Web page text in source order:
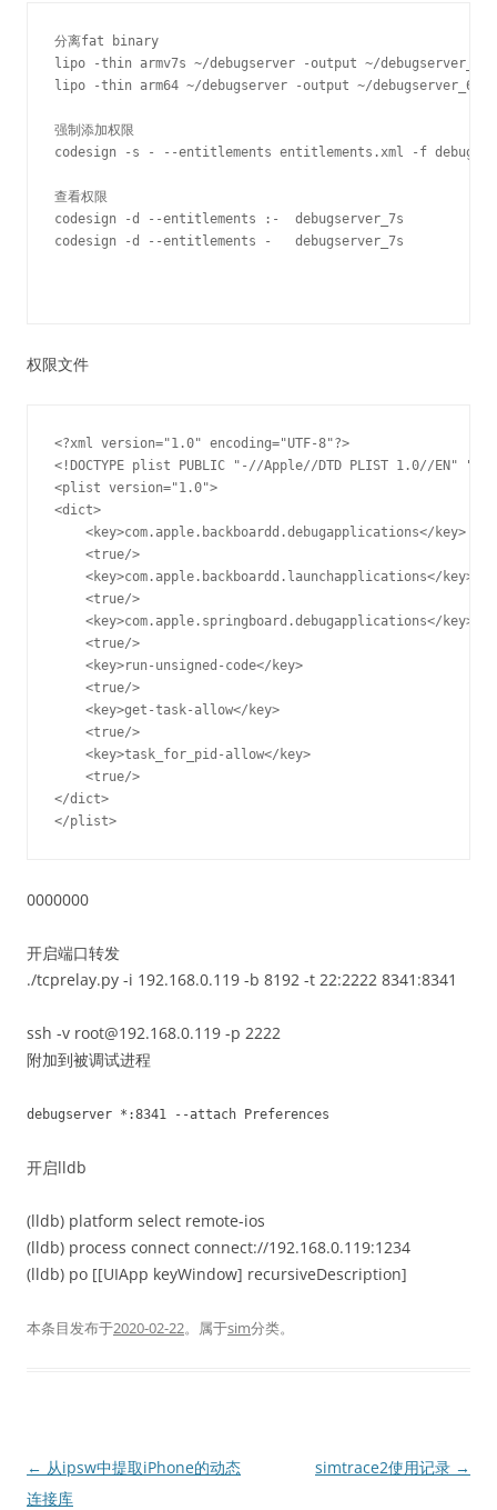
分离fat binary
lipo -thin armv7s ~/debugserver -output ~/debugserver_7s
lipo -thin arm64 ~/debugserver -output ~/debugserver_64
强制添加权限
codesign -s - --entitlements entitlements.xml -f
查看权限
codesign -d --entitlements :-  debugserver_7s
codesign -d --entitlements -   debugserver_7s
权限文件
<?xml version="1.0" encoding="UTF-8"?>
<!DOCTYPE plist PUBLIC "-//Apple//DTD PLIST 1.0//EN"
<plist version="1.0">
<dict>
    <key>com.apple.backboardd.debugapplications</key>
    <true/>
    <key>com.apple.backboardd.launchapplications</key>
    <true/>
    <key>com.apple.springboard.debugapplications</key>
    <true/>
    <key>run-unsigned-code</key>
    <true/>
    <key>get-task-allow</key>
    <true/>
    <key>task_for_pid-allow</key>
    <true/>
</dict>
0000000
开启端口转发
./tcprelay.py -i 192.168.0.119 -b 8192 -t 22:2222 8341:8341
ssh -v root@192.168.0.119 -p 2222
附加到被调试进程
debugserver *:8341 --attach Preferences
开启lldb
(lldb) platform select remote-ios
(lldb) process connect connect://192.168.0.119:1234
(lldb) po [[UIApp keyWindow] recursiveDescription]
本条目发布于2020-02-22。属于sim分类。
文
章
← 从ipsw中提取iPhone的动态
连接库
simtrace2使用记录 →